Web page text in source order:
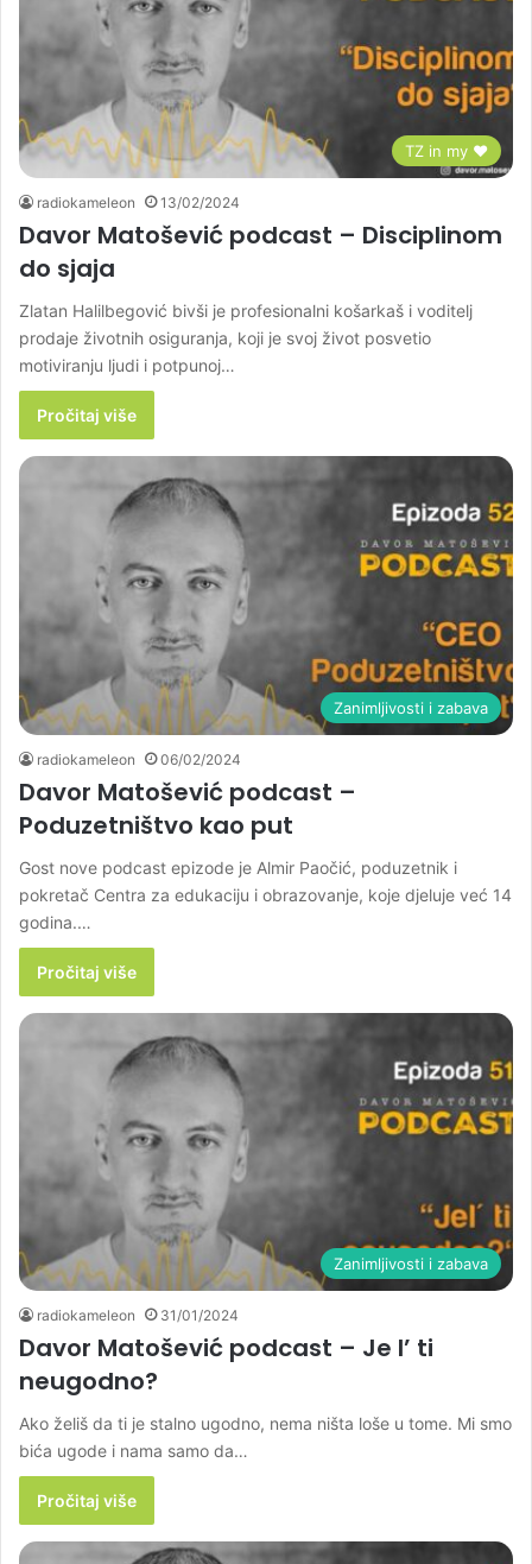
TZ in my ♥
radiokameleon 13/02/2024
Davor Matošević podcast – Disciplinom
do sjaja
Zlatan Halilbegović bivši je profesionalni košarkaš i voditelj
prodaje životnih osiguranja, koji je svoj život posvetio
motiviranju ljudi i potpunoj…
Pročitaj više
Zanimljivosti i zabava
radiokameleon 06/02/2024
Davor Matošević podcast –
Poduzetništvo kao put
Gost nove podcast epizode je Almir Paočić, poduzetnik i
pokretač Centra za edukaciju i obrazovanje, koje djeluje već 14
godina.…
Pročitaj više
Zanimljivosti i zabava
radiokameleon 31/01/2024
Davor Matošević podcast – Je l’ ti
neugodno?
Ako želiš da ti je stalno ugodno, nema ništa loše u tome. Mi smo
bića ugode i nama samo da…
Pročitaj više